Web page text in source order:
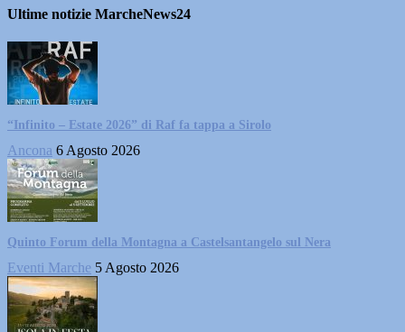
Ultime notizie MarcheNews24
“Infinito – Estate 2026” di Raf fa tappa a Sirolo
Ancona 6 Agosto 2026
Quinto Forum della Montagna a Castelsantangelo sul Nera
Eventi Marche 5 Agosto 2026